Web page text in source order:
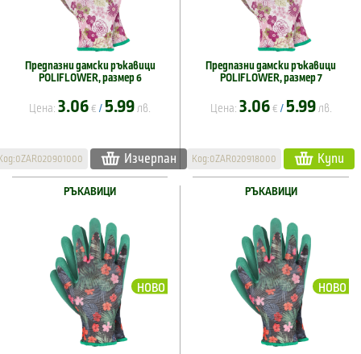
Предпазни дамски ръкавици
POLIFLOWER, размер 6
Цена: 3.06 € / 5.99 лв.
Изчерпан
Предпазни дамски ръкавици
POLIFLOWER, размер 7
Цена: 3.06 € / 5.99 лв.
Код:0ZAR020918000 Купи
НОВО
РЪКАВИЦИ
НОВО
РЪКАВИЦИ